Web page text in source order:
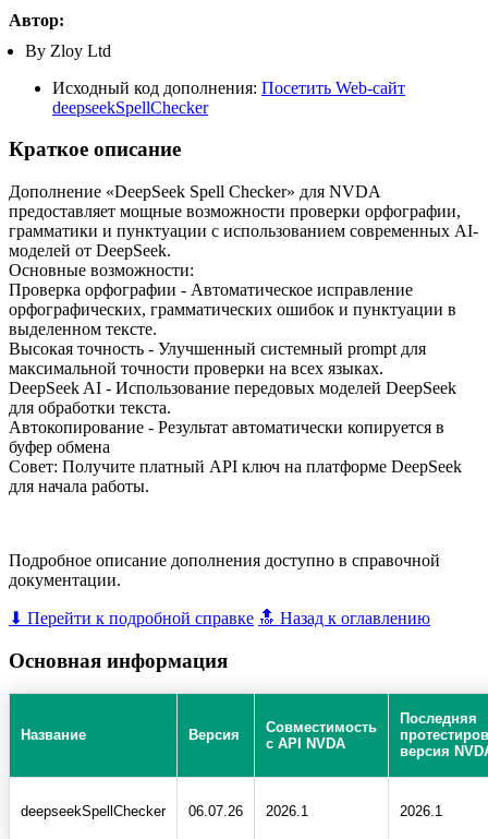
Автор:
By Zloy Ltd
Исходный код дополнения: Посетить Web-сайт
deepseekSpellChecker
Краткое описание
Дополнение «DeepSeek Spell Checker» для NVDA
предоставляет мощные возможности проверки орфографии,
грамматики и пунктуации с использованием современных AI-
моделей от DeepSeek.
Основные возможности:
Проверка орфографии - Автоматическое исправление
орфографических, грамматических ошибок и пунктуации в
выделенном тексте.
Высокая точность - Улучшенный системный prompt для
максимальной точности проверки на всех языках.
DeepSeek AI - Использование передовых моделей DeepSeek
для обработки текста.
Автокопирование - Результат автоматически копируется в
буфер обмена
Совет: Получите платный API ключ на платформе DeepSeek
для начала работы.
Подробное описание дополнения доступно в справочной
документации.
⬇ Перейти к подробной справке 🔝 Назад к оглавлению
Основная информация
Название Версия
Совместимость
с API NVDA
Последняя
версия
deepseekSpellChecker 06.07.26 2026.1 2026.1